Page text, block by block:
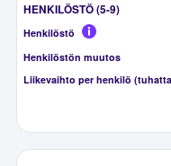
HENKILÖSTÖ (5-9)
Henkilöstö
Henkilöstön muutos
Liikevaihto per henkilö